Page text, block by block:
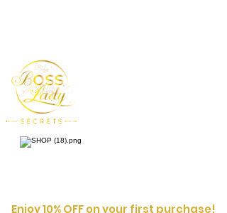
Idéal pour commencer une
cure minceur ou
simplement détoxifier le
corps.
🌿 Bienfaits :
✔️Améliore la digestion
Enjoy 10% OFF on your first purchase!